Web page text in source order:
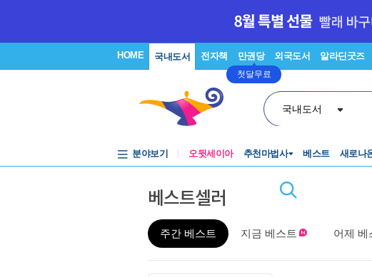
HOME 국내도서 전자책 만권당
첫달무료
외국도서 알라딘굿즈
국내도서
분야보기 오뒷세이아 추천마법사 베스트 새로나
베스트셀러
주간 베스트 지금 베스트 어제 베